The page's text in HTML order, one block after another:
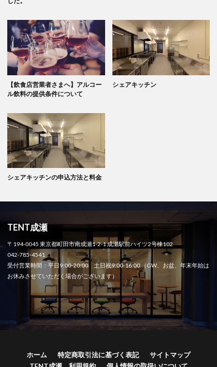
【飲食店営業者さまへ】アルコー
ル飲料の提供条件について
シェアキッチン
シェアキッチンの申込方法と料金
TENT成瀬
〒194-0045 東京都町田市南成瀬1-2-1 成瀬駅前ハイツ2号棟102
042-785-4541
受付営業時間：平日9:00-20:00 土日祝9:00-16:00 （GW、お盆、年末年始は
お休みさせていただく場合がございます）
ホーム 特定商取引法に基づく表記
サイトマップ